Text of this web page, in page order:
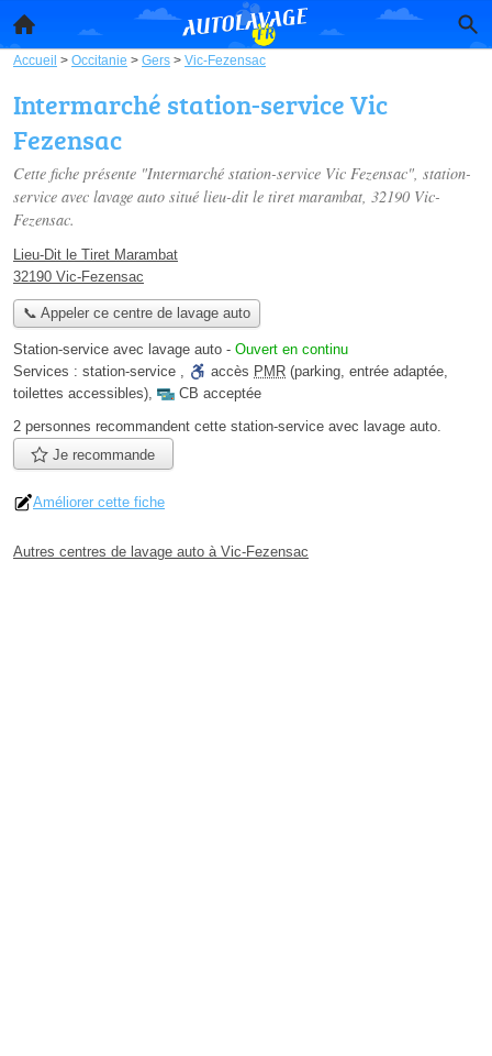
Accueil > Occitanie > Gers > Vic-Fezensac
Intermarché station-service Vic
Fezensac
Cette fiche présente "Intermarché station-service Vic Fezensac", station-
service avec lavage auto situé lieu-dit le tiret marambat, 32190 Vic-
Fezensac.
Lieu-Dit le Tiret Marambat
32190 Vic-Fezensac
📞 Appeler ce centre de lavage auto
Station-service avec lavage auto - Ouvert en continu
Services : station-service , accès PMR (parking, entrée adaptée,
toilettes accessibles),
CB acceptée
2 personnes recommandent cette station-service avec lavage auto.
Je recommande
Améliorer cette fiche
Autres centres de lavage auto à Vic-Fezensac